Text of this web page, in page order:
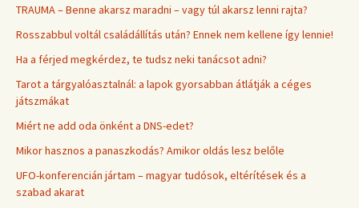
TRAUMA – Benne akarsz maradni – vagy túl akarsz lenni rajta?
Rosszabbul voltál családállítás után? Ennek nem kellene így lennie!
Ha a férjed megkérdez, te tudsz neki tanácsot adni?
Tarot a tárgyalóasztalnál: a lapok gyorsabban átlátják a céges
játszmákat
Miért ne add oda önként a DNS-edet?
Mikor hasznos a panaszkodás? Amikor oldás lesz belőle
UFO-konferencián jártam – magyar tudósok, eltérítések és a
szabad akarat